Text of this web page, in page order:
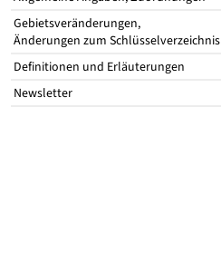
Gebietsveränderungen,
Änderungen zum Schlüsselverzeichnis
Definitionen und Erläuterungen
Newsletter